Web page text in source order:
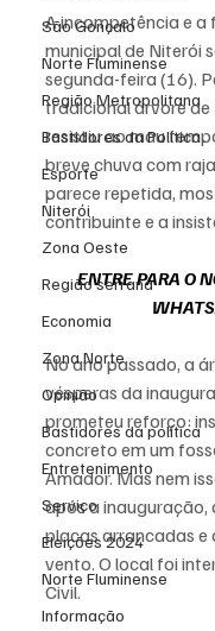
São Gonçalo
Norte Fluminense
Região Metropolitana
Bastidores da Política
Esporte
Niterói
Zona Oeste
Região serrana
Economia
Zona Norte
Opinião
Bastidores da política
Entretenimento
Serviço
Eleições 2024
Norte Fluminense
Informação
A incompetência e
municipal de Niterói
segunda-feira (16).
tradicional árvore de
resistiu ao mau
breve chuva com
parece repetida,
contribuinte e a
ENTRE PARA O
No ano passado, a
vésperas da
prometeu reforço:
concreto em um
Amador. Mas nem
após a
placas arrancadas
vento. O local foi
Civil.